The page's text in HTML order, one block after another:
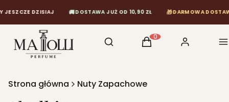
🚚DOSTAWA JUŻ OD 10,90 ZŁ 🎁DARMOWA DOSTAWA OD 120 ZŁ
Otwórz wyszukiwarkę
Szukaj Produkty w koszyku:
Koszyk Zaloguj się
Strona główna Nuty Zapachowe